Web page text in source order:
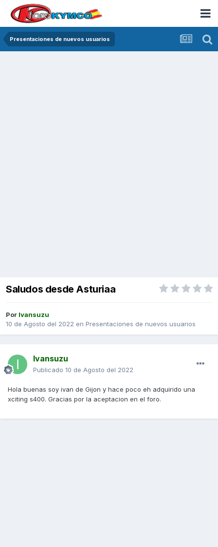
Presentaciones de nuevos usuarios
Saludos desde Asturiaa
Por Ivansuzu
10 de Agosto del 2022 en Presentaciones de nuevos usuarios
Ivansuzu
Publicado 10 de Agosto del 2022
Hola buenas soy ivan de Gijon y hace poco eh adquirido una
xciting s400. Gracias por la aceptacion en el foro.